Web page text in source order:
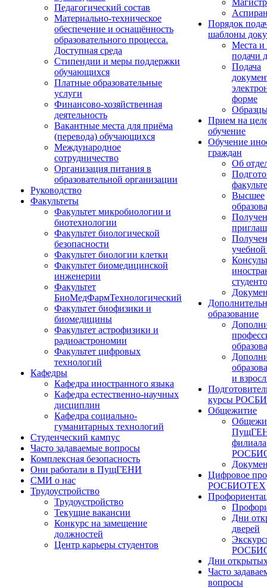
Педагогический состав
Материально-техническое
обеспечение и оснащённость
образовательного процесса.
Доступная среда
Стипендии и меры поддержки
обучающихся
Платные образовательные
услуги
Финансово-хозяйственная
деятельность
Вакантные места для приёма
(перевода) обучающихся
Международное
сотрудничество
Организация питания в
образовательной организации
Руководство
Факультеты
Факультет микробиологии и
биотехнологии
Факультет биологической
безопасности
Факультет биологии клетки
Факультет биомедицинской
инженерии
Факультет
БиоМедФармТехнологический
Факультет биофизики и
биомедицины
Факультет астрофизики и
радиоастрономии
Факультет цифровых
технологий
Кафедры
Кафедра иностранного языка
Кафедра естественно-научных
дисциплин
Кафедра социально-
гуманитарных технологий
Студенческий кампус
Часто задаваемые вопросы
Комплексная безопасность
Они работали в ПущГЕНИ
СМИ о нас
Трудоустройство
Трудоустройство
Текущие вакансии
Конкурс на замещение
должностей
Центр карьеры студентов
Порядок
шаблоны
Места и
подачи
Подача
форме
Прием на
обучение
Обучение
граждан
Об
Высшее
образование
и
курсы
Общежитие
филиала
Цифровое
РОСБИОТЕХ
Дни
дверей
Дни
Часто
вопросы